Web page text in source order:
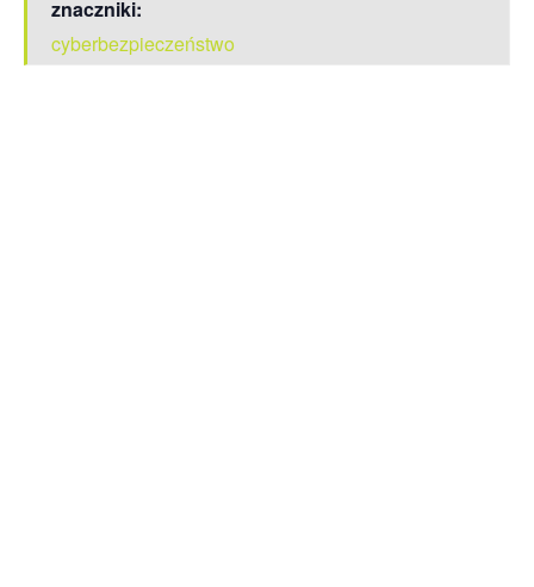
znaczniki:
cyberbezpieczeństwo